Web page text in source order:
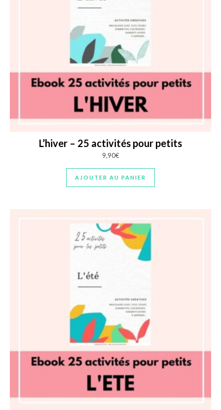
L’hiver – 25 activités pour petits
9,90€
AJOUTER AU PANIER